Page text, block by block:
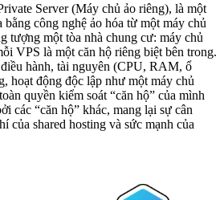
Server (Máy chủ ảo riêng), là một
công nghệ ảo hóa từ một máy chủ
tượng một tòa nhà chung cư: máy chủ
VPS là một căn hộ riêng biệt bên trong.
hành, tài nguyên (CPU, RAM, ổ
hoạt động độc lập như một máy chủ
quyền kiểm soát “căn hộ” của mình
các “căn hộ” khác, mang lại sự cân
của shared hosting và sức mạnh của